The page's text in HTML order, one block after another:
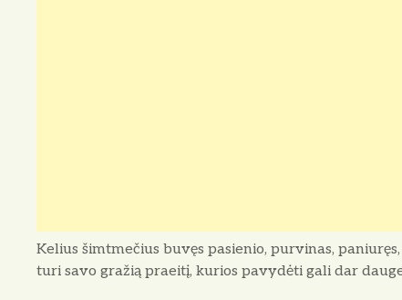
Kelius šimtmečius buvęs pasienio, purvinas,
turi savo gražią praeitį, kurios pavydėti gali dar